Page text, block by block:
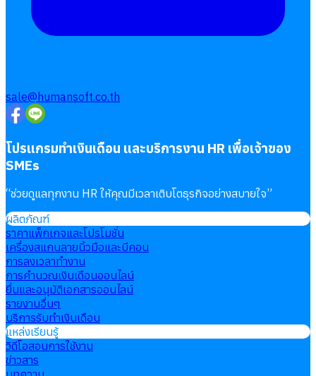
sale@humansoft.co.th
โปรแกรมทำเงินเดือน และบริการงาน HR เพื่อเจ้าของ
SMEs
“ช่วยดูแลทุกงาน HR ให้คุณมีเวลาเติบโตธุรกิจอย่างสบายใจ”
ผลิตภัณฑ์
ราคาแพ็กเกจและโปรโมชั่น
เครื่องสแกนลายนิ้วมือและบีคอน
การลงเวลาทำงาน
การคำนวณเงินเดือนออนไลน์
ยื่นและอนุมัติเอกสารออนไลน์
รายงานอื่นๆ
บริการรับทำเงินเดือน
แหล่งเรียนรู้
วิดีโอสอนการใช้งาน
ข่าวสาร